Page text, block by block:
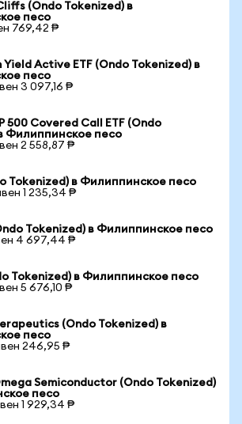
(Ondo Tokenized) в
песо
769,42 ₱
Yield Active ETF (Ondo Tokenized) в
песо
3 097,16 ₱
500 Covered Call ETF (Ondo
Филиппинское песо
2 558,87 ₱
Tokenized) в Филиппинское песо
1 235,34 ₱
Tokenized) в Филиппинское песо
4 697,44 ₱
Tokenized) в Филиппинское песо
5 676,10 ₱
(Ondo Tokenized) в
песо
246,95 ₱
Semiconductor (Ondo Tokenized)
песо
1 929,34 ₱